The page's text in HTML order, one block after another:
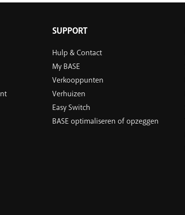
SUPPORT
Hulp & Contact
My BASE
Verkooppunten
Verhuizen
Easy Switch
BASE optimaliseren of opzeggen